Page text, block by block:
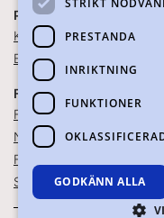
PRAKTISK
Kontaktuppgifter
Blanketter
FÖR SKOLPERSONAL
För SYV
Nationella
För gymnasieskolor
Skolportalen
PRESTANDA
INRIKTNING
FUNKTIONER
GODKÄNN ALLA